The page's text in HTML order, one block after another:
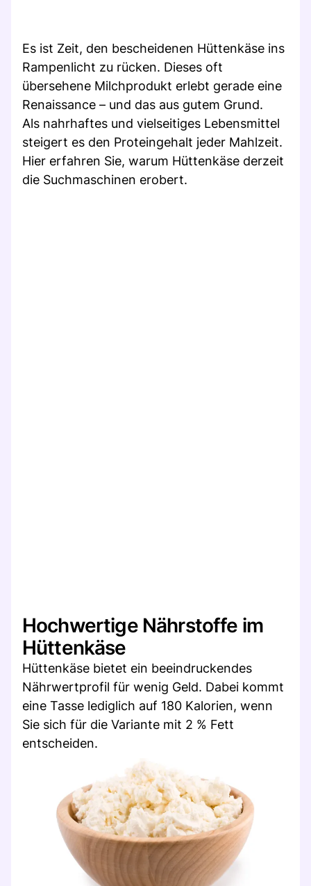
Es ist Zeit, den bescheidenen Hüttenkäse ins
Rampenlicht zu rücken. Dieses oft
übersehene Milchprodukt erlebt gerade eine
Renaissance – und das aus gutem Grund.
Als nahrhaftes und vielseitiges Lebensmittel
steigert es den Proteingehalt jeder Mahlzeit.
Hier erfahren Sie, warum Hüttenkäse derzeit
die Suchmaschinen erobert.
Hochwertige Nährstoffe im
Hüttenkäse
Hüttenkäse bietet ein beeindruckendes
Nährwertprofil für wenig Geld. Dabei kommt
eine Tasse lediglich auf 180 Kalorien, wenn
Sie sich für die Variante mit 2 % Fett
entscheiden.